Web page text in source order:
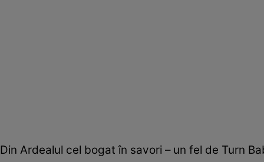
Din Ardealul cel bogat în savori – un fel de Turn